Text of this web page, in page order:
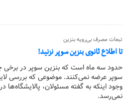
تبعات مصرف بی‌رویه بنزین
تا اطلاع ثانوی بنزین سوپر نزنید!
حدود سه ماه است که بنزین سوپر در برخی
سوپر عرضه نمی‌کنند. موضوعی که بررسی
وجود اینکه به گفته مسئولان،
نمی‌رسد.